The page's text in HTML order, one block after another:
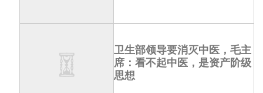
卫生部领导要消灭中医，毛主
席：看不起中医，是资产阶级
思想